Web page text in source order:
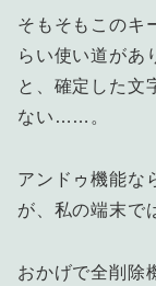
そもそもこのキ
らい使い道があ
と、確定した文
ない……。
アンドゥ機能な
が、私の端末で
おかげで全削除